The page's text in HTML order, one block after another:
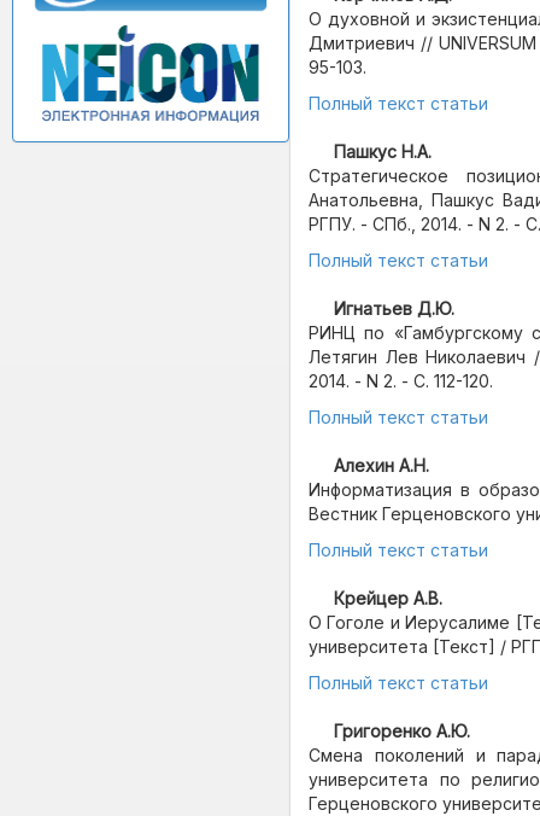
О духовной и
Дмитриевич //
95-103.
Полный текст статьи
Пашкус Н.А.
Стратегическое
Анатольевна, Пашкус
РГПУ. - СПб., 2014. - N 2. - С.
Полный текст статьи
Игнатьев Д.Ю.
РИНЦ по «Гамбургскому
Летягин Лев Николаевич
2014. - N 2. - С. 112-120.
Полный текст статьи
Алехин А.Н.
Информатизация в
Вестник Герценовского
Полный текст статьи
Крейцер А.В.
О Гоголе и Иерусалиме
университета [Текст] /
Полный текст статьи
Григоренко А.Ю.
Смена поколений и
университета по
Герценовского